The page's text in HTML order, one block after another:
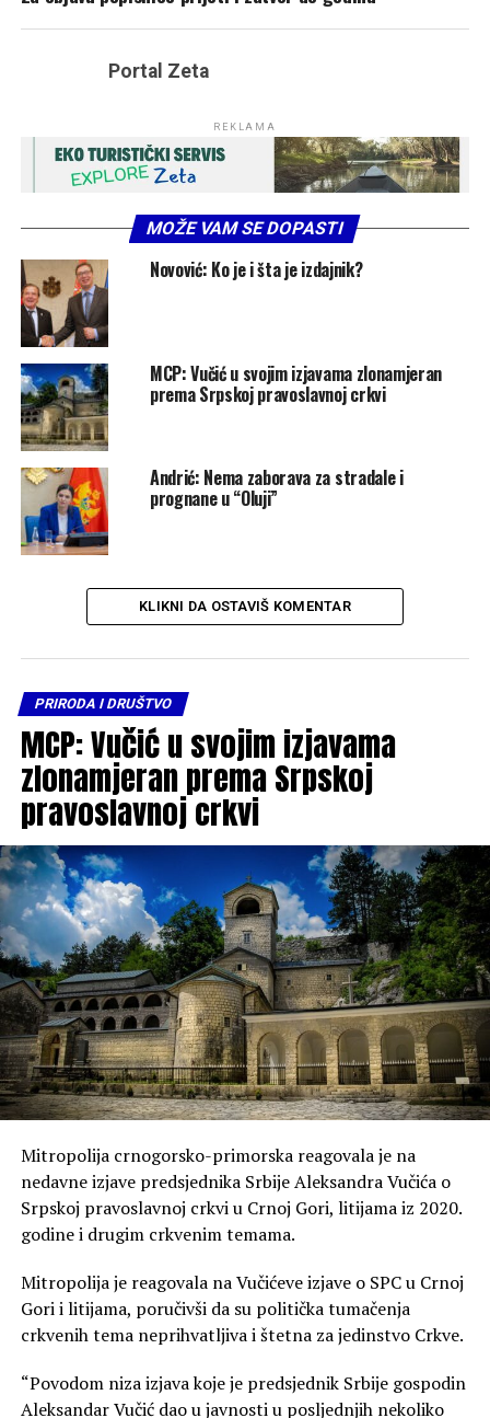
Portal Zeta
REKLAMA
MOŽE VAM SE DOPASTI
Novović: Ko je i šta je izdajnik?
MCP: Vučić u svojim izjavama zlonamjeran
prema Srpskoj pravoslavnoj crkvi
Andrić: Nema zaborava za stradale i
prognane u “Oluji”
KLIKNI DA OSTAVIŠ KOMENTAR
PRIRODA I DRUŠTVO
MCP: Vučić u svojim izjavama
zlonamjeran prema Srpskoj
pravoslavnoj crkvi
Mitropolija crnogorsko-primorska reagovala je na
nedavne izjave predsjednika Srbije Aleksandra Vučića o
Srpskoj pravoslavnoj crkvi u Crnoj Gori, litijama iz 2020.
godine i drugim crkvenim temama.
Mitropolija je reagovala na Vučićeve izjave o SPC u Crnoj
Gori i litijama, poručivši da su politička tumačenja
crkvenih tema neprihvatljiva i štetna za jedinstvo Crkve.
“Povodom niza izjava koje je predsjednik Srbije gospodin
Aleksandar Vučić dao u javnosti u posljednjih nekoliko